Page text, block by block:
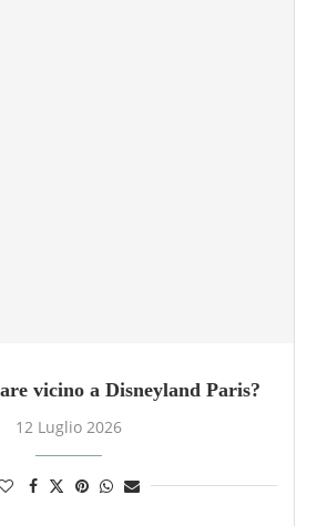
vicino a Disneyland Paris?
12 Luglio 2026